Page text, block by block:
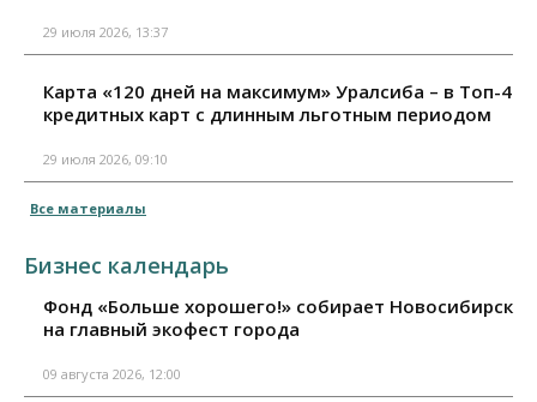
29 июля 2026, 13:37
Карта «120 дней на максимум» Уралсиба – в Топ-4
кредитных карт с длинным льготным периодом
29 июля 2026, 09:10
Все материалы
Бизнес календарь
Фонд «Больше хорошего!» собирает Новосибирск
на главный экофест города
09 августа 2026, 12:00